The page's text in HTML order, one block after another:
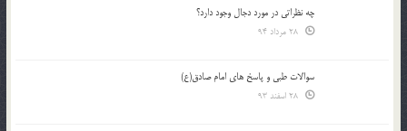
چه نظراتی در مورد دجال وجود دارد؟
سوالات طبی و پاسخ های امام صادق(ع)